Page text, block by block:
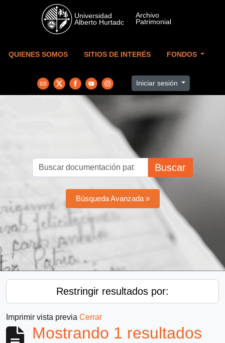
Skip to main content
QUIENES SOMOS SITIOS DE INTERÉS FONDOS
Iniciar sesión
Buscar
Búsqueda Avanzada »
Restringir resultados por:
Imprimir vista previa Cerrar
Mostrando 1 resultados